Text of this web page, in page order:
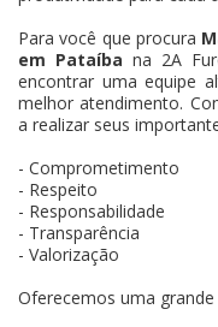
Para você que procura
em Pataíba na 2A
encontrar uma equipe
melhor atendimento.
a realizar seus
- Comprometimento
- Respeito
- Responsabilidade
- Transparência
- Valorização
Oferecemos uma